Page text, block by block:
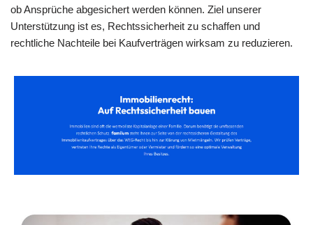
ob Ansprüche abgesichert werden können. Ziel unserer
Unterstützung ist es, Rechtssicherheit zu schaffen und
rechtliche Nachteile bei Kaufverträgen wirksam zu reduzieren.